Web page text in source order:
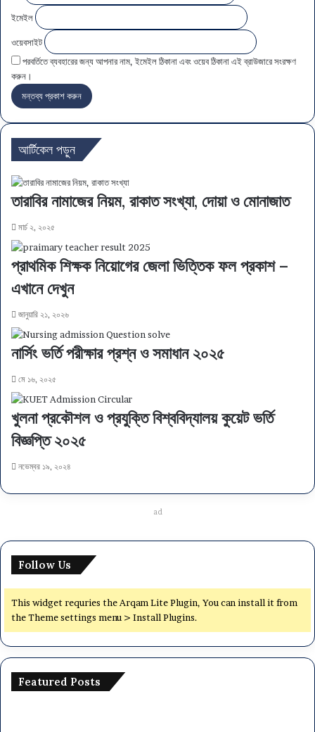
ইমেইল
ওয়েবসাইট
পরবর্তিতে ব্যবহারের জন্য আপনার নাম, ইমেইল ঠিকানা এবং ওয়েব ঠিকানা এই ব্রাউজারে সংরক্ষণ
করুন।
আর্টিকেল পড়ুন
তারাবির নামাজের নিয়ম, রাকাত সংখ্যা, দোয়া ও মোনাজাত
মার্চ ২, ২০২৫
প্রাথমিক শিক্ষক নিয়োগের জেলা ভিত্তিক ফল প্রকাশ –
এখানে দেখুন
জানুয়ারি ২১, ২০২৬
নার্সিং ভর্তি পরীক্ষার প্রশ্ন ও সমাধান ২০২৫
মে ১৬, ২০২৫
খুলনা প্রকৌশল ও প্রযুক্তি বিশ্ববিদ্যালয় কুয়েট ভর্তি
বিজ্ঞপ্তি ২০২৫
নভেম্বর ১৯, ২০২৪
ad
Follow Us
This widget requries the Arqam Lite Plugin, You can install it from
the Theme settings menu > Install Plugins.
Featured Posts